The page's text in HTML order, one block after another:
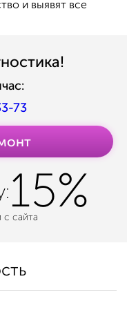
и выявят все
73
15%
с сайта